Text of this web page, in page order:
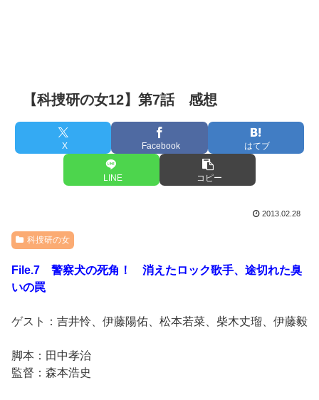
【科捜研の女12】第7話 感想
X Facebook はてブ
LINE コピー
2013.02.28
科捜研の女
File.7 警察犬の死角！ 消えたロック歌手、途切れた臭
いの罠
ゲスト：吉井怜、伊藤陽佑、松本若菜、柴木丈瑠、伊藤毅
脚本：田中孝治
監督：森本浩史